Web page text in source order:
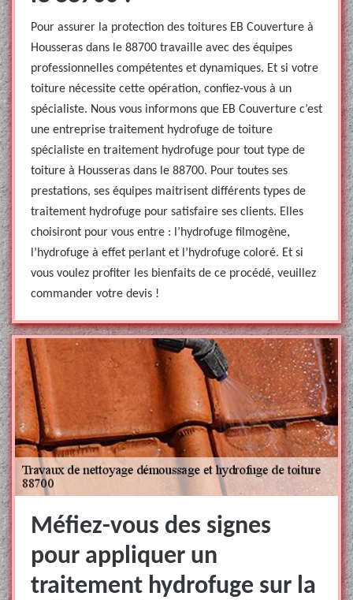
Pour assurer la protection des toitures EB Couverture à
Housseras dans le 88700 travaille avec des équipes
professionnelles compétentes et dynamiques. Et si votre
toiture nécessite cette opération, confiez-vous à un
spécialiste. Nous vous informons que EB Couverture c’est
une entreprise traitement hydrofuge de toiture
spécialiste en traitement hydrofuge pour tout type de
toiture à Housseras dans le 88700. Pour toutes ses
prestations, ses équipes maitrisent différents types de
traitement hydrofuge pour satisfaire ses clients. Elles
choisiront pour vous entre : l’hydrofuge filmogène,
l’hydrofuge à effet perlant et l’hydrofuge coloré. Et si
vous voulez profiter les bienfaits de ce procédé, veuillez
commander votre devis !
Méfiez-vous des signes
pour appliquer un
traitement hydrofuge sur la